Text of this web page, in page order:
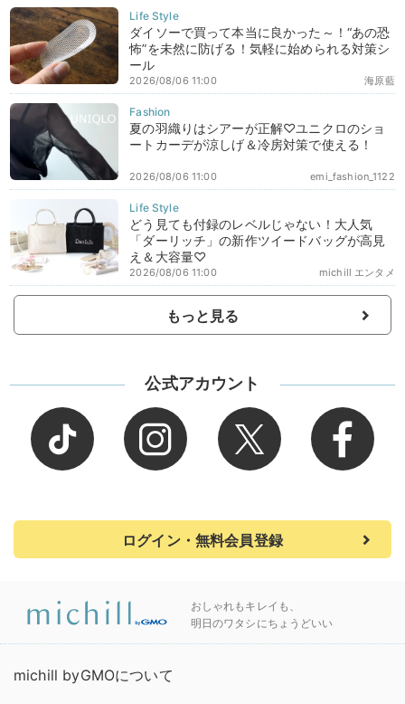
ダイソーで買って本当に良かった～！“あの恐
怖”を未然に防げる！気軽に始められる対策シ
ール
海原藍
2026/08/06 11:00
夏の羽織りはシアーが正解♡ユニクロのショ
ートカーデが涼しげ＆冷房対策で使える！
emi_fashion_1122
2026/08/06 11:00
どう見ても付録のレベルじゃない！大人気
「ダーリッチ」の新作ツイードバッグが高見
え＆大容量♡
michill エンタメ
2026/08/06 11:00
もっと見る
公式アカウント
ログイン・無料会員登録
おしゃれもキレイも、
明日のワタシにちょうどいい
michill byGMOについて